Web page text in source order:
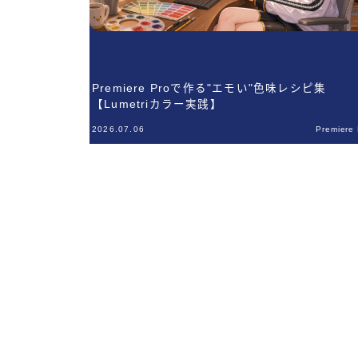
Premiere Proで作る"エモい"色味レシピ集
【Lumetriカラー実践】
2026.07.06 Premiere